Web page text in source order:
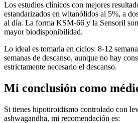
Los estudios clínicos con mejores
estandarizados en witanólidos al 5%, a
al día. La forma KSM-66 y la Sensoril
mayor biodisponibilidad.
Lo ideal es tomarla en ciclos: 8-12
semanas de descanso, aunque no hay
estrictamente necesario el descanso.
Mi conclusión como
Si tienes hipotiroidismo controlado con
ashwagandha, mi recomendación es: